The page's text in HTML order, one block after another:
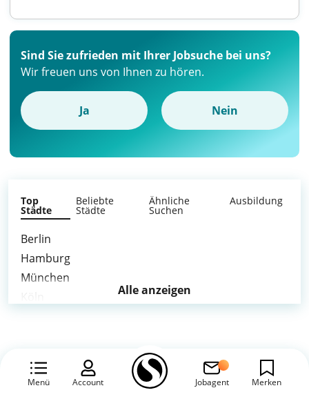
Menü Account Jobagent Merken
Sind Sie zufrieden mit Ihrer Jobsuche bei uns?
Wir freuen uns von Ihnen zu hören.
Ja Nein
Top
Städte
Beliebte
Städte
Ähnliche
Suchen
Ausbildung
Berlin
Hamburg
München
Leipzig
Alle anzeigen